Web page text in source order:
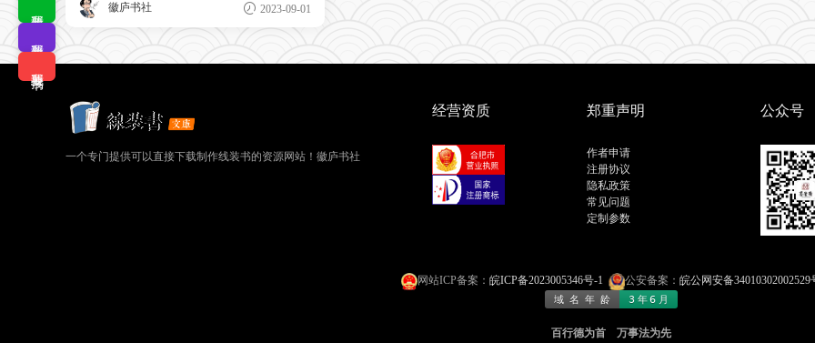
徽庐书社 2023-09-01
一个专门提供可以直接下载制作线装书的资源网站！徽庐书社
经营资质 郑重声明
作者申请
注册协议
隐私政策
常见问题
定制参数
公众号
网站ICP备案： 皖ICP备2023005346号-1 公安备案： 皖公网安备34010302002529
百行德为首 万事法为先